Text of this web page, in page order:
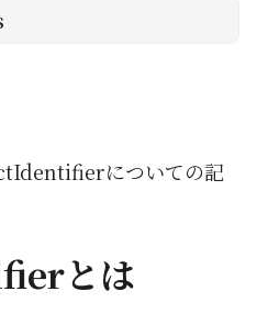
についての記
とは